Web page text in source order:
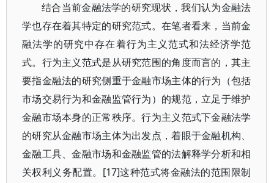
结合当前金融法学的研究现状，我们认为金融法
学也存在着其特定的研究范式。在笔者看来，当前金
融法学的研究中存在着行为主义范式和法经济学范
式。行为主义范式是从研究范围的角度而言的，其主
要指金融法的研究侧重于金融市场主体的行为（包括
市场交易行为和金融监管行为）的规范，立足于维护
金融市场本身的正常秩序。行为主义范式下金融法学
的研究从金融市场主体为出发点，着眼于金融机构、
金融工具、金融市场和金融监管的法解释学分析和相
关权利义务配置。[17]这种范式将金融法的范围限制